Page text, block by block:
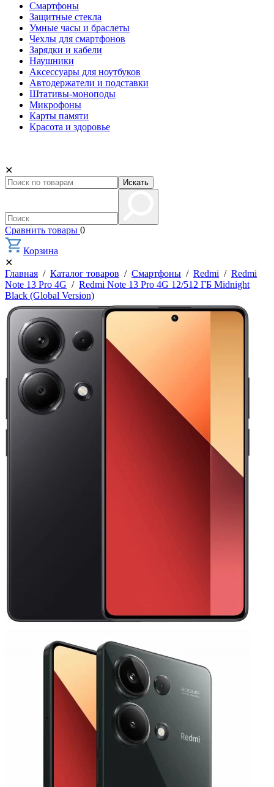
Смартфоны
Защитные стекла
Умные часы и браслеты
Чехлы для смартфонов
Зарядки и кабели
Наушники
Аксессуары для ноутбуков
Автодержатели и подставки
Штативы-моноподы
Микрофоны
Карты памяти
Красота и здоровье
✕
Искать
Сравнить товары 0
Корзина
✕
Главная / Каталог товаров / Смартфоны / Redmi / Redmi
Note 13 Pro 4G / Redmi Note 13 Pro 4G 12/512 ГБ Midnight
Black (Global Version)